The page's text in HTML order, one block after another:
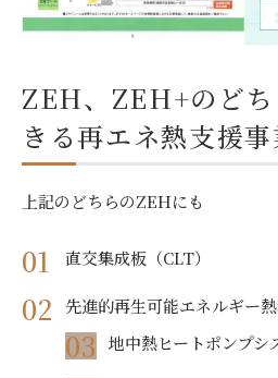
ZEH、ZEH+のどち
きる再エネ熱支援事
上記のどちらのZEHにも
直交集成板（CLT）
先進的再生可能エネルギー
地中熱ヒートポンプシ